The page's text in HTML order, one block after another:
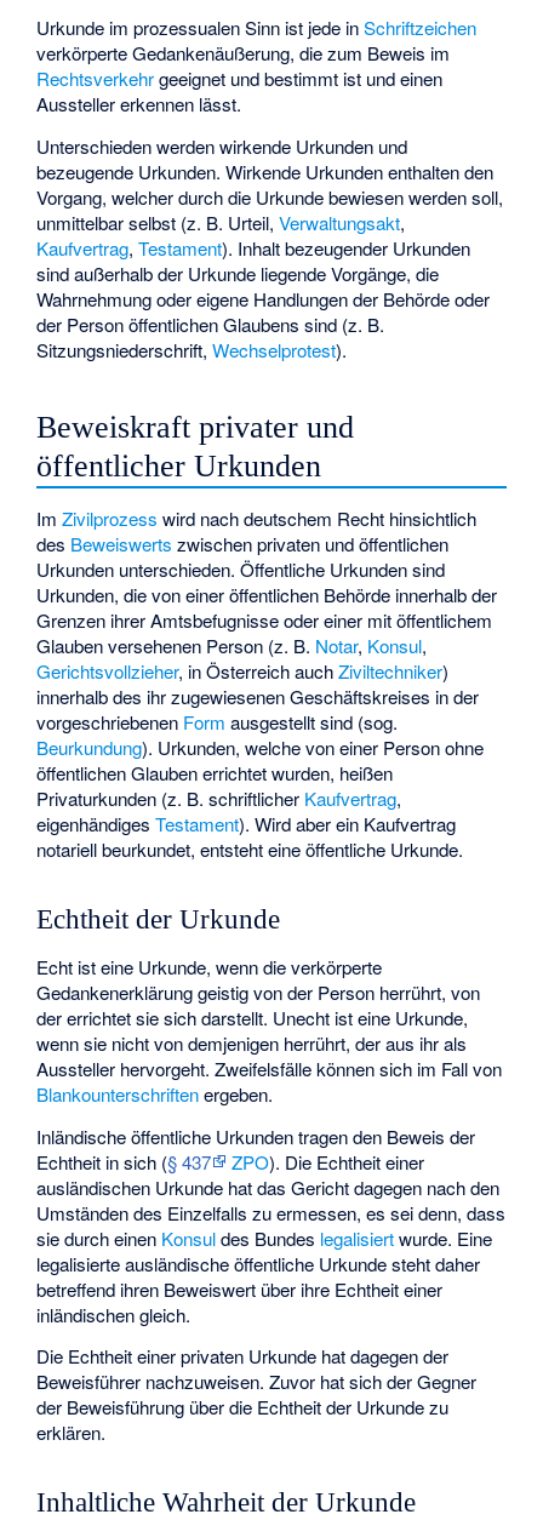
Urkunde im prozessualen Sinn ist jede inSchriftzeichen
verkörperte Gedankenäußerung, die zum Beweis im
Rechtsverkehrgeeignet und bestimmt ist und einen
Aussteller erkennen lässt.
Unterschieden werden wirkende Urkunden und
bezeugende Urkunden. Wirkende Urkunden enthalten den
Vorgang, welcher durch die Urkunde bewiesen werden soll,
unmittelbar selbst (z. B. Urteil,Verwaltungsakt,
Kaufvertrag,Testament). Inhalt bezeugender Urkunden
sind außerhalb der Urkunde liegende Vorgänge, die
Wahrnehmung oder eigene Handlungen der Behörde oder
der Person öffentlichen Glaubens sind (z. B.
Sitzungsniederschrift,Wechselprotest).
Beweiskraft privater und
öffentlicher Urkunden
ImZivilprozess wird nach deutschem Recht hinsichtlich
des Beweiswerts zwischen privaten und öffentlichen
Urkunden unterschieden. Öffentliche Urkunden sind
Urkunden, die von einer öffentlichen Behörde innerhalb der
Grenzen ihrer Amtsbefugnisse oder einer mit öffentlichem
Glauben versehenen Person (z. B. Notar, Konsul,
Gerichtsvollzieher, in Österreich auchZiviltechniker)
innerhalb des ihr zugewiesenen Geschäftskreises in der
vorgeschriebenen Form ausgestellt sind (sog.
Beurkundung). Urkunden, welche von einer Person ohne
öffentlichen Glauben errichtet wurden, heißen
Privaturkunden (z. B. schriftlicher Kaufvertrag,
eigenhändigesTestament). Wird aber ein Kaufvertrag
notariell beurkundet, entsteht eine öffentliche Urkunde.
Echtheit der Urkunde
Echt ist eine Urkunde, wenn die verkörperte
Gedankenerklärung geistig von der Person herrührt, von
der errichtet sie sich darstellt. Unecht ist eine Urkunde,
wenn sie nicht von demjenigen herrührt, der aus ihr als
Aussteller hervorgeht. Zweifelsfälle können sich im Fall von
Blankounterschriftenergeben.
Inländische öffentliche Urkunden tragen den Beweis der
Echtheit in sich (§ 437 ZPO). Die Echtheit einer
ausländischen Urkunde hat das Gericht dagegen nach den
Umständen des Einzelfalls zu ermessen, es sei denn, dass
sie durch einen Konsuldes Bundes legalisiertwurde. Eine
legalisierte ausländische öffentliche Urkunde steht daher
betreffend ihren Beweiswert über ihre Echtheit einer
inländischen gleich.
Die Echtheit einer privaten Urkunde hat dagegen der
Beweisführer nachzuweisen. Zuvor hat sich der Gegner
der Beweisführung über die Echtheit der Urkunde zu
erklären.
Inhaltliche Wahrheit der Urkunde